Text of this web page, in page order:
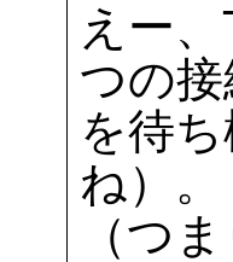
えー
つの
を待
ね）
（つ